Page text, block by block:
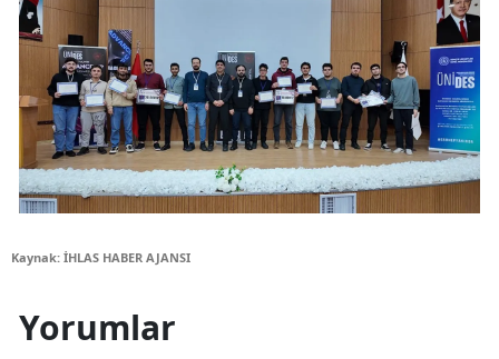
Kaynak: İHLAS HABER AJANSI
Yorumlar